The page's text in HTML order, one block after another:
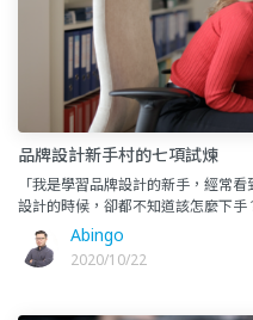
品牌設計新手村的七項試煉
「我是學習品牌設計的新手，經常
設計的時候，卻都不知道該怎麼下
否也有過相同類似的疑問呢？先別
Abingo
2020/10/22